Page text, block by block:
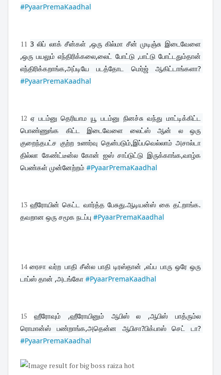
#PyaarPremaKaadhal
11 3 லிப் லாக் சீன்கள் ,ஒரு கில்மா சீன் முடிஞ்சு இடைவேளை
,ஒரு பயலும் எந்திரிக்கலை,லைட் போட்டு ,பாட்டு போட்டதும்தான்
#PyaarPremaKaadhal
12 ஏ படம்னு தெரியாம யூ படம்னு நினச்சு வந்து மாட்டிக்கிட்ட
பொண்ணுங்க கிட்ட இடைவேளை லைட்ஸ் ஆன் ல ஒரு
குறைந்தபட்ச குற்ற உணர்வு தென்படும்,இப்பவெல்லாம் அசால்டா
தில்லா கேண்ட்டீன்ல கோன் ஐஸ் சாப்டுட்டு இருக்காங்க,வாழ்க
பெண்கள் முன்னேற்றம் #PyaarPremaKaadhal
13 ஹீரோயின் கெட்ட வார்த்த பேசுது.ஆடியன்ஸ் கை தட்றாங்க.
தவறான ஒரு சமூக நடப்பு #PyaarPremaKaadhal
14ரைசா வர்ற பாதி சீன்ல பாதி டிரஸ்தான் ,எப்ப பாரு ஒரே ஒரு
டாப்ஸ் தான் ,அடங்கோ #PyaarPremaKaadhal
15 ஹீரோவும் ,ஹீரோயினும் ஆபிஸ் ல ,ஆபிஸ் பாத்ரும்ல
#PyaarPremaKaadhal